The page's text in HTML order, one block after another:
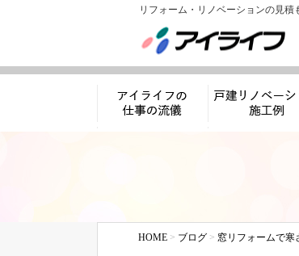
リフォーム・リノベーションの見
HOME> ブログ> 窓リフォームで寒